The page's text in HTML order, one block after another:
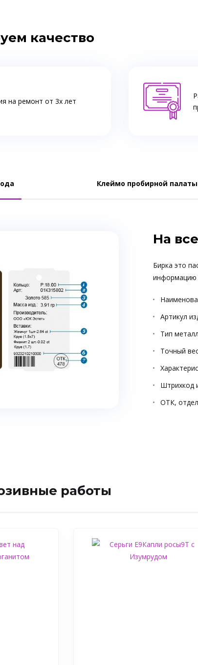
качество
на ремонт от 3х лет
Клеймо пробирной палаты
На
Бирка это
информацию
Артикул
Тип
Точный
Штрихкод
ОТК,
работы